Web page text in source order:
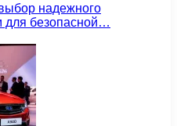
надежного
для безопасной…